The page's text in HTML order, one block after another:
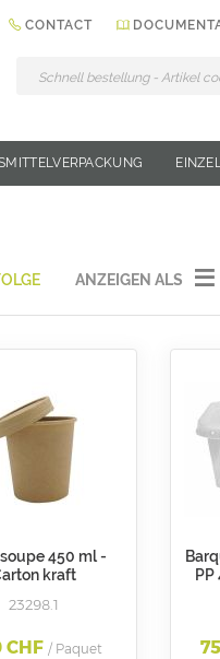
CONTACT
ANZEIGEN ALS
450 ml -
kraft
23298.1
CHF / Paquet